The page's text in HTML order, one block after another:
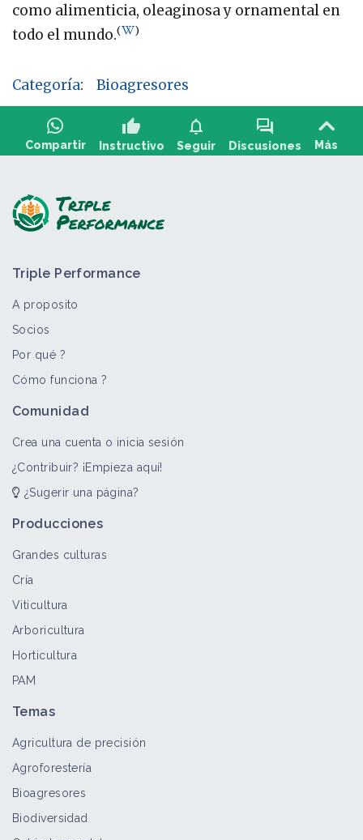
como alimenticia, oleaginosa y ornamental en
todo el mundo.( )
Categoría: Bioagresores
Compartir
thumb_up
Instructivo
notifications
Seguir
forum
Discusiones Más
Zea
Triple Performance
A proposito
Socios
Por qué ?
Cómo funciona ?
Comunidad
Crea una cuenta o inicia sesión
¿Contribuir? ¡Empieza aquí!
¿Sugerir una página?
Producciones
Grandes culturas
Cría
Viticultura
Arboricultura
Horticultura
PAM
Temas
Agricultura de precisión
Agroforestería
Bioagresores
Biodiversidad